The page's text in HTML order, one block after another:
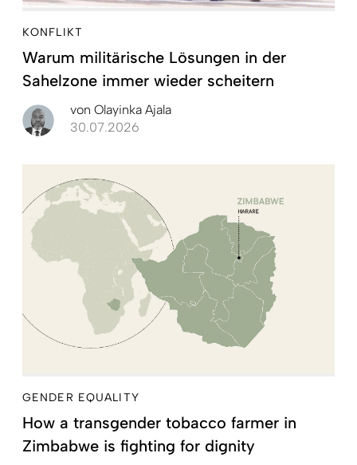
KONFLIKT
Warum militärische Lösungen in der
Sahelzone immer wieder scheitern
von Olayinka Ajala
30.07.2026
GENDER EQUALITY
How a transgender tobacco farmer in
Zimbabwe is fighting for dignity